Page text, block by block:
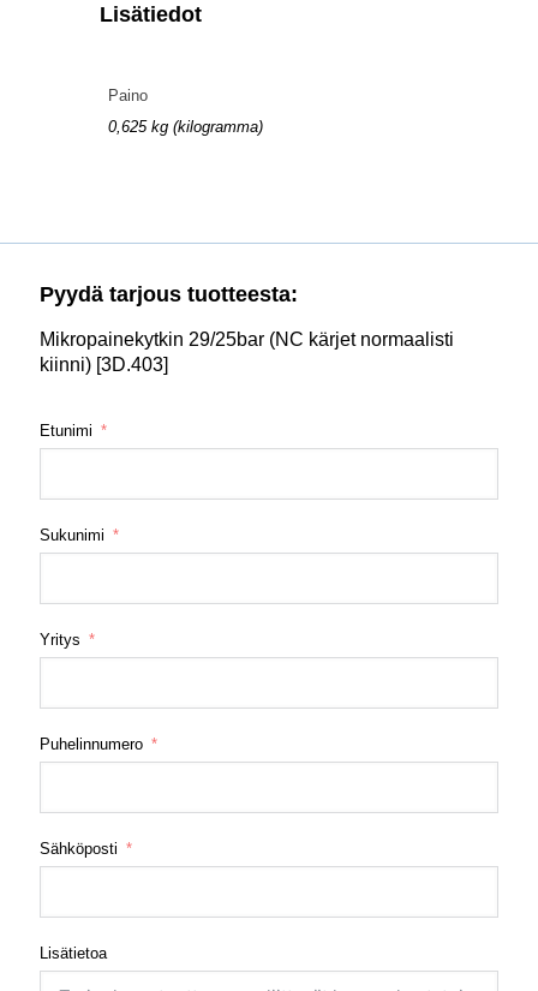
Lisätiedot
Paino
0,625 kg (kilogramma)
Pyydä tarjous tuotteesta:
Mikropainekytkin 29/25bar (NC kärjet normaalisti
kiinni) [3D.403]
Etunimi
Sukunimi
Yritys
Puhelinnumero
Sähköposti
Lisätietoa